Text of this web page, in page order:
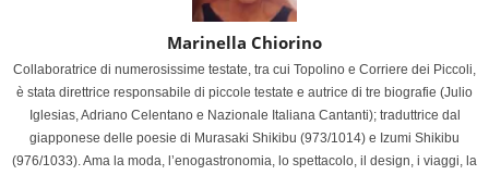
Marinella Chiorino
Collaboratrice di numerosissime testate, tra cui Topolino e Corriere dei Piccoli,
è stata direttrice responsabile di piccole testate e autrice di tre biografie (Julio
Iglesias, Adriano Celentano e Nazionale Italiana Cantanti); traduttrice dal
giapponese delle poesie di Murasaki Shikibu (973/1014) e Izumi Shikibu
(976/1033). Ama la moda, l’enogastronomia, lo spettacolo, il design, i viaggi, la